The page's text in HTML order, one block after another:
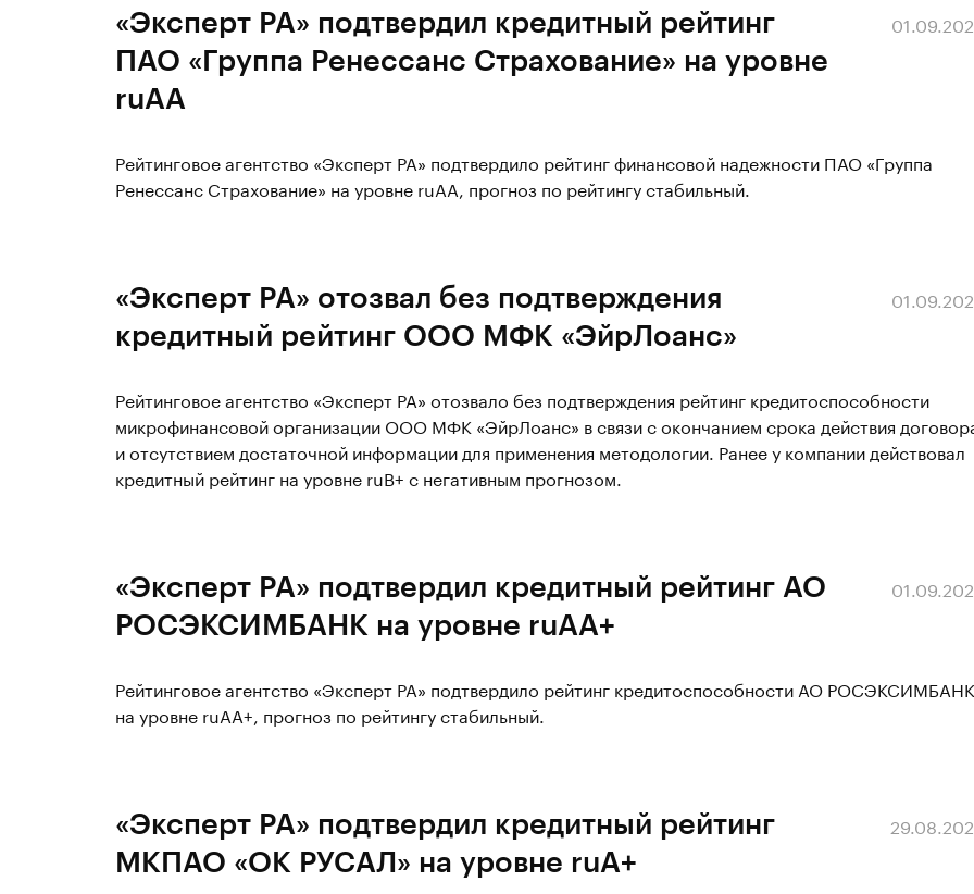
«Эксперт РА» подтвердил кредитный рейтинг
ПАО «Группа Ренессанс Страхование» на уровне
ruAА
Рейтинговое агентство «Эксперт РА» подтвердило рейтинг финансовой надежности ПАО «Группа
Ренессанс Страхование» на уровне ruAА, прогноз по рейтингу стабильный.
«Эксперт РА» отозвал без подтверждения
кредитный рейтинг ООО МФК «ЭйрЛоанс»
Рейтинговое агентство «Эксперт РА» отозвало без подтверждения рейтинг кредитоспособности
микрофинансовой организации ООО МФК «ЭйрЛоанс» в связи с окончанием срока действия
и отсутствием достаточной информации для применения методологии. Ранее у компании действовал
кредитный рейтинг на уровне ruB+ с негативным прогнозом.
«Эксперт РА» подтвердил кредитный рейтинг АО
РОСЭКСИМБАНК на уровне ruAA+
Рейтинговое агентство «Эксперт РА» подтвердило рейтинг кредитоспособности АО РОСЭКСИМБАНК
на уровне ruAA+, прогноз по рейтингу стабильный.
«Эксперт РА» подтвердил кредитный рейтинг
МКПАО «ОК РУСАЛ» на уровне ruA+